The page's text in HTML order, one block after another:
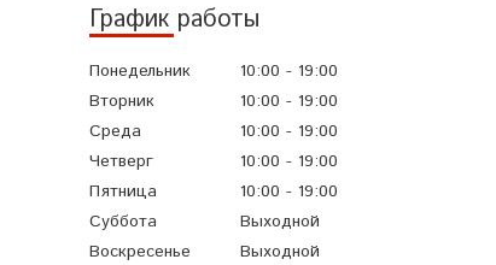
График работы
Понедельник 10:00
19:00
Вторник
10:00
19:00
Среда
10:00
19:00
Четверг
10:00
19:00
Пятница
10:00
19:00
Суббота
Выходной
Воскресенье
Выходной